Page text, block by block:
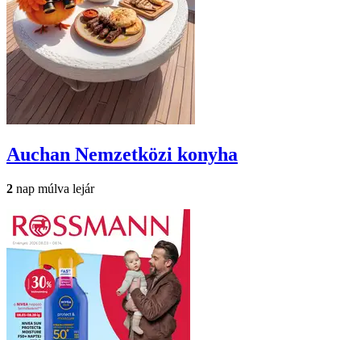
Auchan Nemzetközi konyha
2 nap múlva lejár